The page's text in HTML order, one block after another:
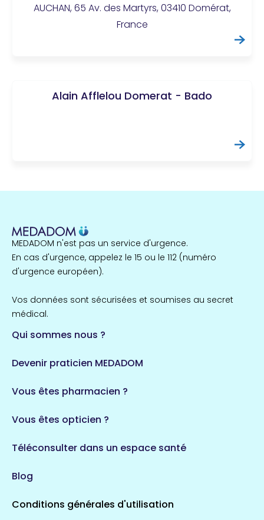
AUCHAN, 65 Av. des Martyrs, 03410 Domérat,
France
Alain Afflelou Domerat - Bado
MEDADOM n'est pas un service d'urgence.
En cas d'urgence, appelez le 15 ou le 112 (numéro
d'urgence européen).
Vos données sont sécurisées et soumises au secret
médical.
Qui sommes nous ?
Devenir praticien MEDADOM
Vous êtes pharmacien ?
Vous êtes opticien ?
Téléconsulter dans un espace santé
Blog
Conditions générales d'utilisation